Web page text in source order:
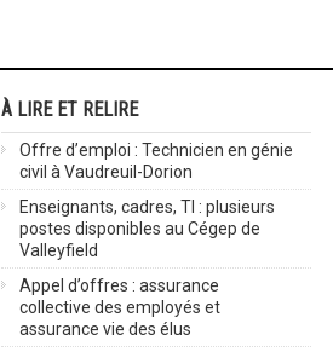
À LIRE ET RELIRE
Offre d’emploi : Technicien en génie
civil à Vaudreuil-Dorion
Enseignants, cadres, TI : plusieurs
postes disponibles au Cégep de
Valleyfield
Appel d’offres : assurance
collective des employés et
assurance vie des élus